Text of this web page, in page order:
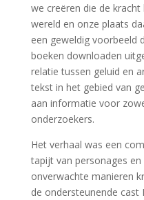
we creëren die de
wereld en onze plaats
een geweldig voorbeeld
boeken downloaden
relatie tussen geluid en
tekst in het gebied van
aan informatie voor
onderzoekers.
Het verhaal was een
tapijt van personages
onverwachte manieren
de ondersteunende cast